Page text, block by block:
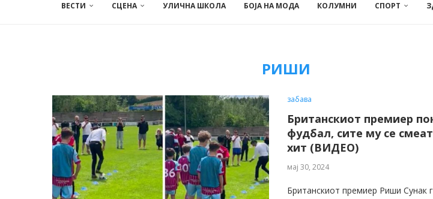
ВЕСТИ СЦЕНА УЛИЧНА ШКОЛА БОЈА НА МОДА КОЛУМНИ СПОРТ
РИШИ
забава
Британскиот премиер
фудбал, сите му се
хит (ВИДЕО)
мај 30, 2024
Британскиот премиер Риши Сунак